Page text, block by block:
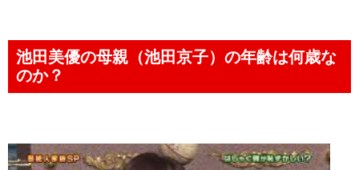
池田美優の母親（池田京子）の年齢は何歳な
のか？